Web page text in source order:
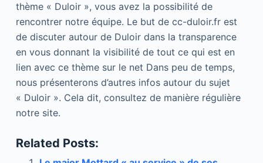
thème « Duloir », vous avez la possibilité de
rencontrer notre équipe. Le but de cc-duloir.fr est
de discuter autour de Duloir dans la transparence
en vous donnant la visibilité de tout ce qui est en
lien avec ce thème sur le net Dans peu de temps,
nous présenterons d’autres infos autour du sujet
« Duloir ». Cela dit, consultez de manière régulière
notre site.
Related Posts: